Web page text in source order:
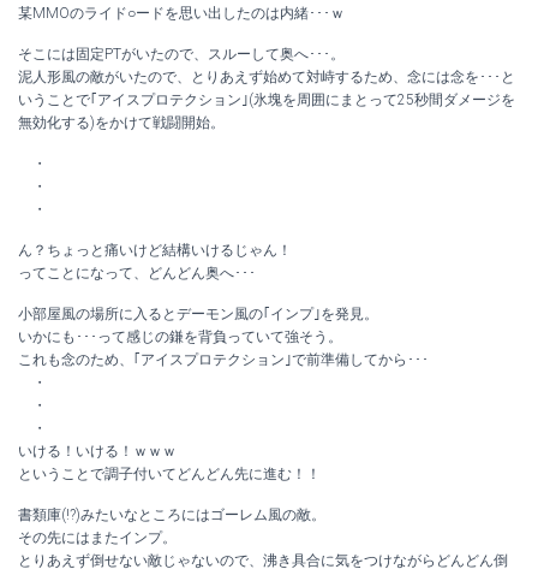
某MMOのライド○ードを思い出したのは内緒･･･ｗ
そこには固定PTがいたので、スルーして奥へ･･･。
泥人形風の敵がいたので、とりあえず始めて対峙するため、念には念を･･･と
いうことで｢アイスプロテクション｣(氷塊を周囲にまとって25秒間ダメージを
無効化する)をかけて戦闘開始。
・
・
・
ん？ちょっと痛いけど結構いけるじゃん！
ってことになって、どんどん奥へ･･･
小部屋風の場所に入るとデーモン風の｢インプ｣を発見。
いかにも･･･って感じの鎌を背負っていて強そう。
これも念のため、｢アイスプロテクション｣で前準備してから･･･
・
・
・
いける！いける！ｗｗｗ
ということで調子付いてどんどん先に進む！！
書類庫(!?)みたいなところにはゴーレム風の敵。
その先にはまたインプ。
とりあえず倒せない敵じゃないので、沸き具合に気をつけながらどんどん倒